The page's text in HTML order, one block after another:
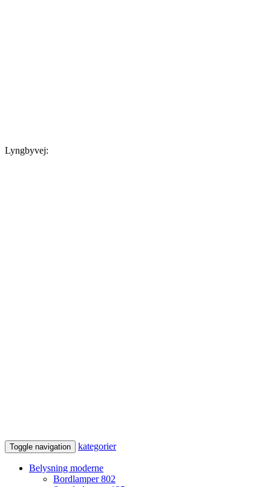
Lyngbyvej:
Toggle navigation kategorier
Belysning moderne
Bordlamper802